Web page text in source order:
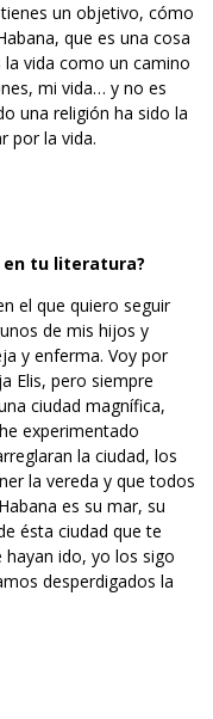
un objetivo, cómo
que es una cosa
vida como un camino
mi vida… y no es
una religión ha sido la
por la vida.
en tu literatura?
el que quiero seguir
de mis hijos y
y enferma. Voy por
Elis, pero siempre
ciudad magnífica,
experimentado
la ciudad, los
la vereda y que todos
es su mar, su
ésta ciudad que te
ido, yo los sigo
desperdigados la